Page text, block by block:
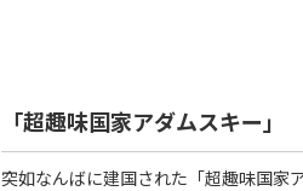
「超趣味国家アダムスキー」
突如なんばに建国された「超趣味国家